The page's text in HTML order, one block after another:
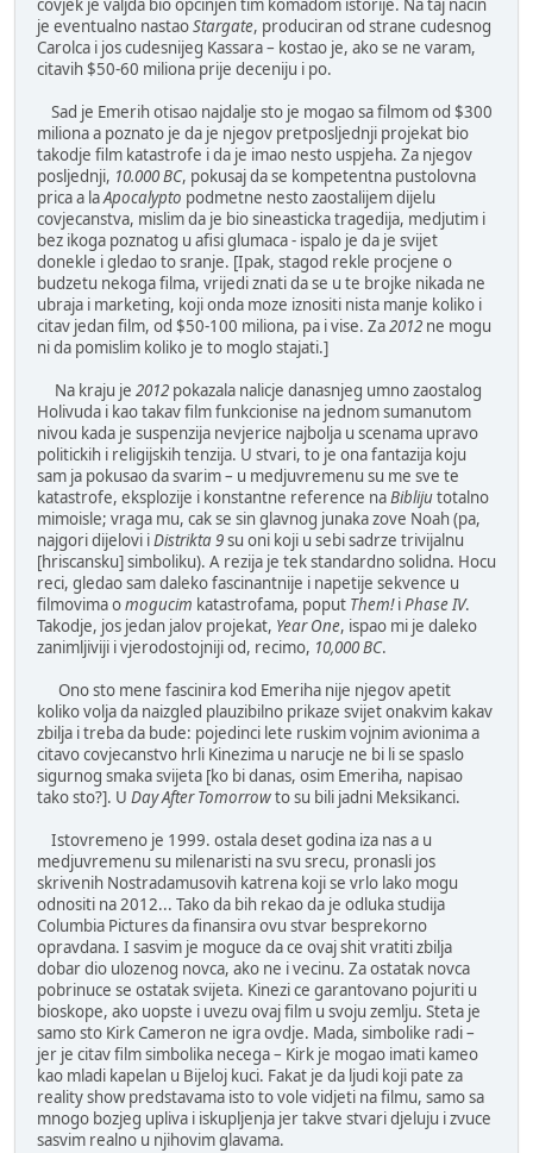
covjek je valjda bio opcinjen tim komadom istorije. Na taj nacin
je eventualno nastaoStargate, produciran od strane cudesnog
Carolca i jos cudesnijeg Kassara – kostao je, ako se ne varam,
citavih $50-60 miliona prije deceniju i po.
Sad je Emerih otisao najdalje sto je mogao sa filmom od $300
miliona a poznato je da je njegov pretposljednji projekat bio
takodje film katastrofe i da je imao nesto uspjeha. Za njegov
posljednji, 10.000 BC, pokusaj da se kompetentna pustolovna
prica a laApocalypto podmetne nesto zaostalijem dijelu
covjecanstva, mislim da je bio sineasticka tragedija, medjutim i
bez ikoga poznatog u afisi glumaca - ispalo je da je svijet
donekle i gledao to sranje. [Ipak, stagod rekle procjene o
budzetu nekoga filma, vrijedi znati da se u te brojke nikada ne
ubraja i marketing, koji onda moze iznositi nista manje koliko i
citav jedan film, od $50-100 miliona, pa i vise. Za2012 ne mogu
ni da pomislim koliko je to moglo stajati.]
Na kraju je 2012 pokazala nalicje danasnjeg umno zaostalog
Holivuda i kao takav film funkcionise na jednom sumanutom
nivou kada je suspenzija nevjerice najbolja u scenama upravo
politickih i religijskih tenzija. U stvari, to je ona fantazija koju
sam ja pokusao da svarim – u medjuvremenu su me sve te
katastrofe, eksplozije i konstantne reference naBiblijutotalno
mimoisle; vraga mu, cak se sin glavnog junaka zove Noah (pa,
najgori dijelovi iDistrikta 9su oni koji u sebi sadrze trivijalnu
[hriscansku] simboliku). A rezija je tek standardno solidna. Hocu
reci, gledao sam daleko fascinantnije i napetije sekvence u
filmovima omogucim katastrofama, poput Them!iPhase IV.
Takodje, jos jedan jalov projekat, Year One, ispao mi je daleko
zanimljiviji i vjerodostojniji od, recimo, 10,000 BC.
Ono sto mene fascinira kod Emeriha nije njegov apetit
koliko volja da naizgled plauzibilno prikaze svijet onakvim kakav
zbilja i treba da bude: pojedinci lete ruskim vojnim avionima a
citavo covjecanstvo hrli Kinezima u narucje ne bi li se spaslo
sigurnog smaka svijeta [ko bi danas, osim Emeriha, napisao
tako sto?]. U Day After Tomorrowto su bili jadni Meksikanci.
Istovremeno je 1999. ostala deset godina iza nas a u
medjuvremenu su milenaristi na svu srecu, pronasli jos
skrivenih Nostradamusovih katrena koji se vrlo lako mogu
odnositi na 2012... Tako da bih rekao da je odluka studija
Columbia Pictures da finansira ovu stvar besprekorno
opravdana. I sasvim je moguce da ce ovaj shit vratiti zbilja
dobar dio ulozenog novca, ako ne i vecinu. Za ostatak novca
pobrinuce se ostatak svijeta. Kinezi ce garantovano pojuriti u
bioskope, ako uopste i uvezu ovaj film u svoju zemlju. Steta je
samo sto Kirk Cameron ne igra ovdje. Mada, simbolike radi –
jer je citav film simbolika necega – Kirk je mogao imati kameo
kao mladi kapelan u Bijeloj kuci. Fakat je da ljudi koji pate za
reality show predstavama isto to vole vidjeti na filmu, samo sa
mnogo bozjeg upliva i iskupljenja jer takve stvari djeluju i zvuce
sasvim realno u njihovim glavama.